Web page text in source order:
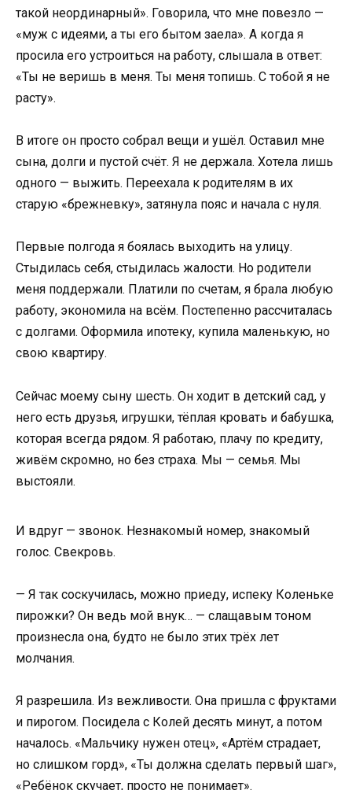
такой неординарный». Говорила, что мне повезло —
«муж с идеями, а ты его бытом заела». А когда я
просила его устроиться на работу, слышала в ответ:
«Ты не веришь в меня. Ты меня топишь. С тобой я не
расту».
В итоге он просто собрал вещи и ушёл. Оставил мне
сына, долги и пустой счёт. Я не держала. Хотела лишь
одного — выжить. Переехала к родителям в их
старую «брежневку», затянула пояс и начала с нуля.
Первые полгода я боялась выходить на улицу.
Стыдилась себя, стыдилась жалости. Но родители
меня поддержали. Платили по счетам, я брала любую
работу, экономила на всём. Постепенно рассчиталась
с долгами. Оформила ипотеку, купила маленькую, но
свою квартиру.
Сейчас моему сыну шесть. Он ходит в детский сад, у
него есть друзья, игрушки, тёплая кровать и бабушка,
которая всегда рядом. Я работаю, плачу по кредиту,
живём скромно, но без страха. Мы — семья. Мы
выстояли.
И вдруг — звонок. Незнакомый номер, знакомый
голос. Свекровь.
— Я так соскучилась, можно приеду, испеку Коленьке
пирожки? Он ведь мой внук… — слащавым тоном
произнесла она, будто не было этих трёх лет
молчания.
Я разрешила. Из вежливости. Она пришла с фруктами
и пирогом. Посидела с Колей десять минут, а потом
началось. «Мальчику нужен отец», «Артём страдает,
но слишком горд», «Ты должна сделать первый шаг»,
«Ребёнок скучает, просто не понимает».